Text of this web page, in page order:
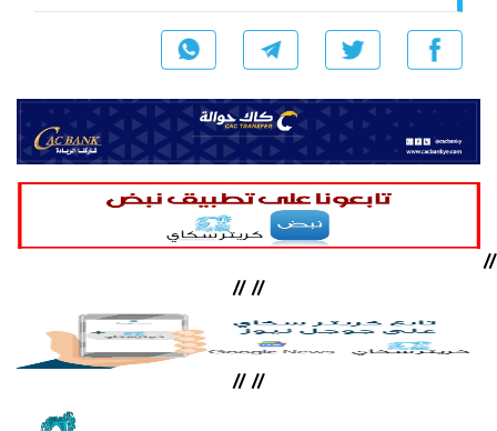
//
//
//
//
//